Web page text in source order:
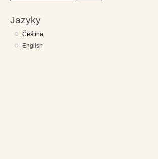
Jazyky
Čeština
English